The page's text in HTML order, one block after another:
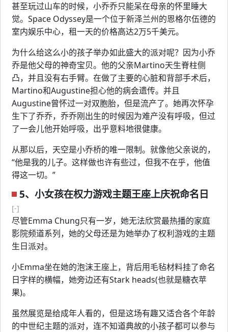
甚至玩过山车的时候，小乔乔只能呆在母亲的怀里睡大
觉。Space Odyssey是一个位于新泽兰州的恩格尔伍德的
室内娱乐中心，租一天的价格高达2万5千美元。
为什么给这么小的孩子举办如此盛大的派对呢？因为小乔
乔是他父母的神奇宝贝。他的父亲Martino天生脊柱侧
凸，并且没有右手臂。在做了主要的心脏和背部手术后，
Martino和Augustine担心他的病会遗传。并且
Augustine曾怀过一对双胞胎，但是流产了。她再次怀孕
生下了乔乔，乔乔刚出生的时候因为难产没有呼吸，但过
了一会儿他开始呼吸，出乎意料地很健康。
从那以后，天空是小乔桥的唯一限制。就像他父亲说的，
“他是我的儿子。这样做也许有些过，但我不在乎，他值
得这一切。”
5、小女孩在权力游戏主题王座上庆祝命名日
[-]
尽管Emma Chung只有一岁，她无法欣赏最热播的家庭
影院频道系列，她的父母还是为她举办了权利游戏的主题
生日派对。
小Emma坐在她的泡沫王座上，背后用毛毡材料挂了命名
日字样的横幅，她旁边还有Stark heads(也就是糖衣苹
果)。
虽然展览是给成年人看的，但是这场有趣又适合各个年龄
的中世纪主题的派对，连不知道典故的小孩子都可以参与